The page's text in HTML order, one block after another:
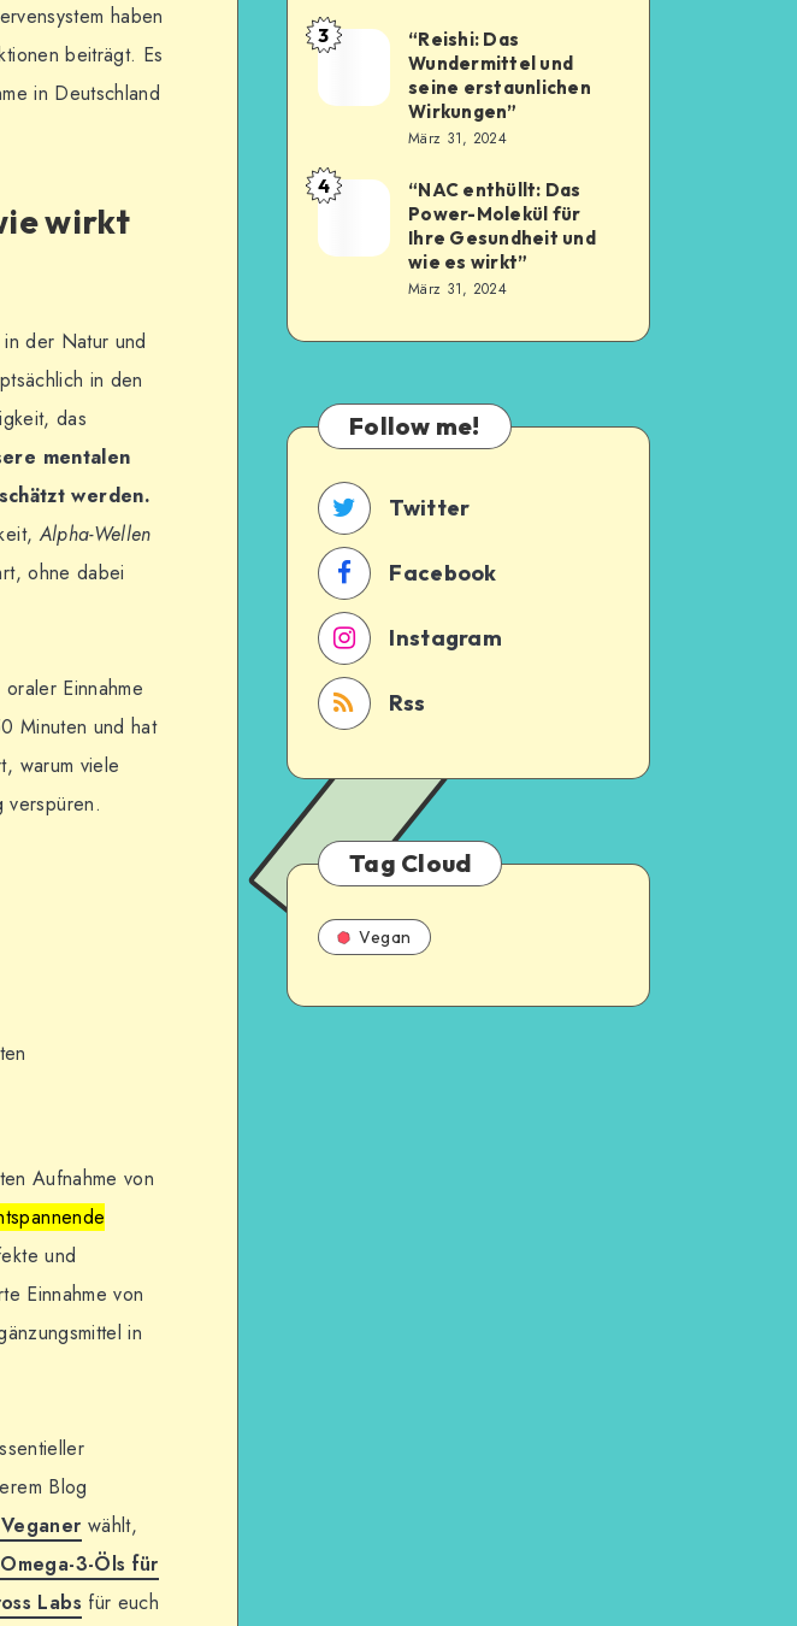
haben
beiträgt. Es
in Deutschland
wirkt
der Natur und
in den
das
mentalen
werden.
Alpha-Wellen
ohne dabei
Einnahme
Minuten und hat
warum viele
verspüren.
Aufnahme von
und
Einnahme von
in
Blog
wählt,
3-Öls für
Labs für euch
3
“Reishi: Das
Wundermittel und
seine erstaunlichen
Wirkungen”
März 31, 2024
4
“NAC enthüllt: Das
Power-Molekül für
Ihre Gesundheit und
wie es wirkt”
März 31, 2024
Follow me!
Twitter
Facebook
Instagram
Rss
Tag Cloud
Vegan